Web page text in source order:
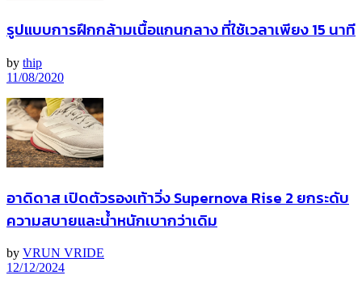
รูปแบบการฝึกกล้ามเนื้อแกนกลาง ที่ใช้เวลาเพียง 15 นาที
by thip
11/08/2020
อาดิดาส เปิดตัวรองเท้าวิ่ง Supernova Rise 2 ยกระดับ
ความสบายและน้ำหนักเบากว่าเดิม
by VRUN VRIDE
12/12/2024